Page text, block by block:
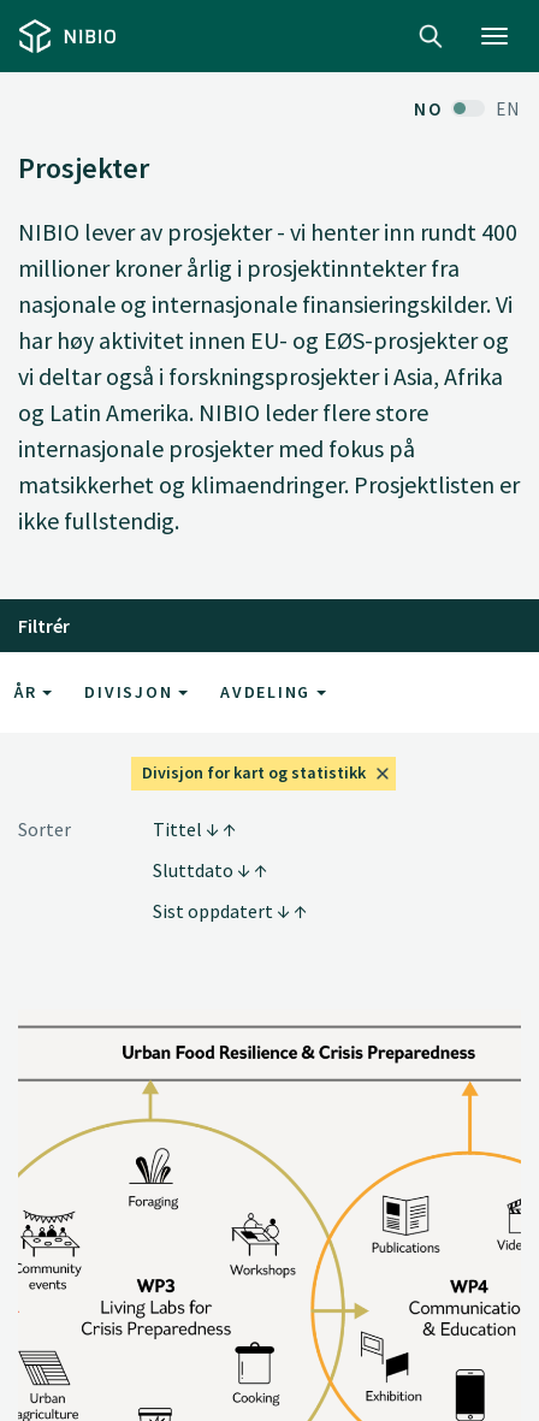
NO EN
Prosjekter
NIBIO lever av prosjekter - vi henter inn rundt 400
millioner kroner årlig i prosjektinntekter fra
nasjonale og internasjonale finansieringskilder. Vi
har høy aktivitet innen EU- og EØS-prosjekter og
vi deltar også i forskningsprosjekter i Asia, Afrika
og Latin Amerika. NIBIO leder flere store
internasjonale prosjekter med fokus på
matsikkerhet og klimaendringer. Prosjektlisten er
ikke fullstendig.
Filtrér
ÅR DIVISJON AVDELING
Divisjon for kart og statistikk
Sorter
Tittel
Sluttdato
Sist oppdatert